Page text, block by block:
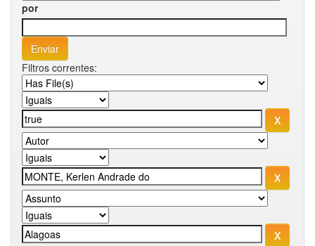
por
Filtros correntes: